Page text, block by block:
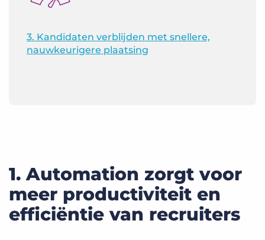
3. Kandidaten verblijden met snellere,
nauwkeurigere plaatsing
1. Automation zorgt voor
meer productiviteit en
efficiëntie van recruiters